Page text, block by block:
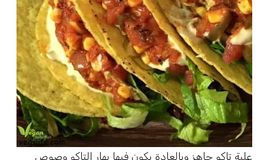
علبة تاكو جاهز وبالعادة يكون فيها بهار التاكو وصوص